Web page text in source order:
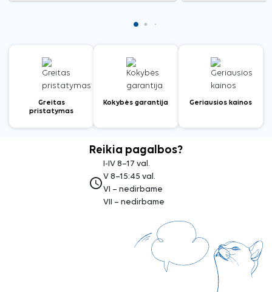
Greitas
pristatymas
Kokybės garantija Geriausios kainos
Reikia pagalbos?
access_time
I-IV 8–17 val.
V 8–15:45 val.
VI – nedirbame
VII – nedirbame